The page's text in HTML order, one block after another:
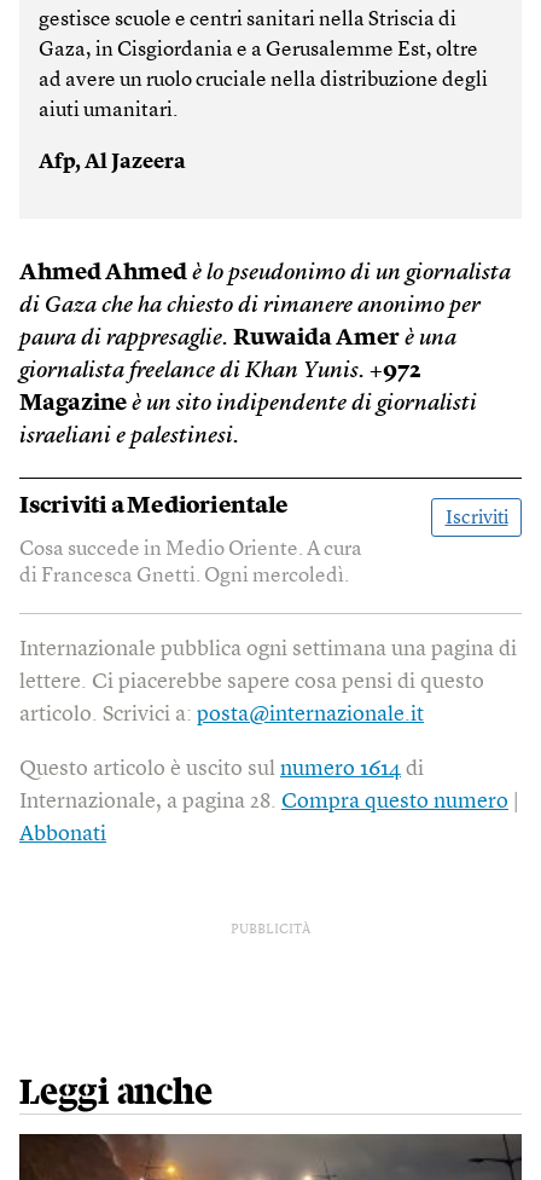
gestisce scuole e centri sanitari nella Striscia di
Gaza, in Cisgiordania e a Gerusalemme Est, oltre
ad avere un ruolo cruciale nella distribuzione degli
aiuti umanitari.
Afp, Al Jazeera
Ahmed Ahmed è lo pseudonimo di un giornalista
di Gaza che ha chiesto di rimanere anonimo per
paura di rappresaglie. Ruwaida Amer è una
giornalista freelance di Khan Yunis. +972
Magazine è un sito indipendente di giornalisti
israeliani e palestinesi.
Iscriviti aMediorientale
Iscriviti
Cosa succede in Medio Oriente. A cura
di Francesca Gnetti. Ogni mercoledì.
Internazionale pubblica ogni settimana una pagina di
lettere. Ci piacerebbe sapere cosa pensi di questo
articolo. Scrivici a: posta@internazionale.it
Questo articolo è uscito sul numero 1614 di
Internazionale, a pagina 28. Compra questo numero
Abbonati
PUBBLICITÀ
Leggi anche